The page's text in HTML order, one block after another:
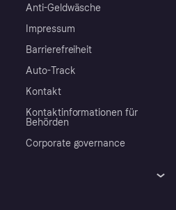
Anti-Geldwäsche
Impressum
Barrierefreiheit
Auto-Track
Kontakt
Kontaktinformationen für
Behörden
Corporate governance